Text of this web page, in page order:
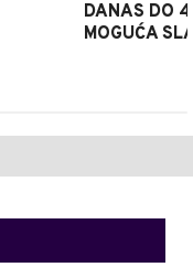
DANAS DO
MOGUĆA